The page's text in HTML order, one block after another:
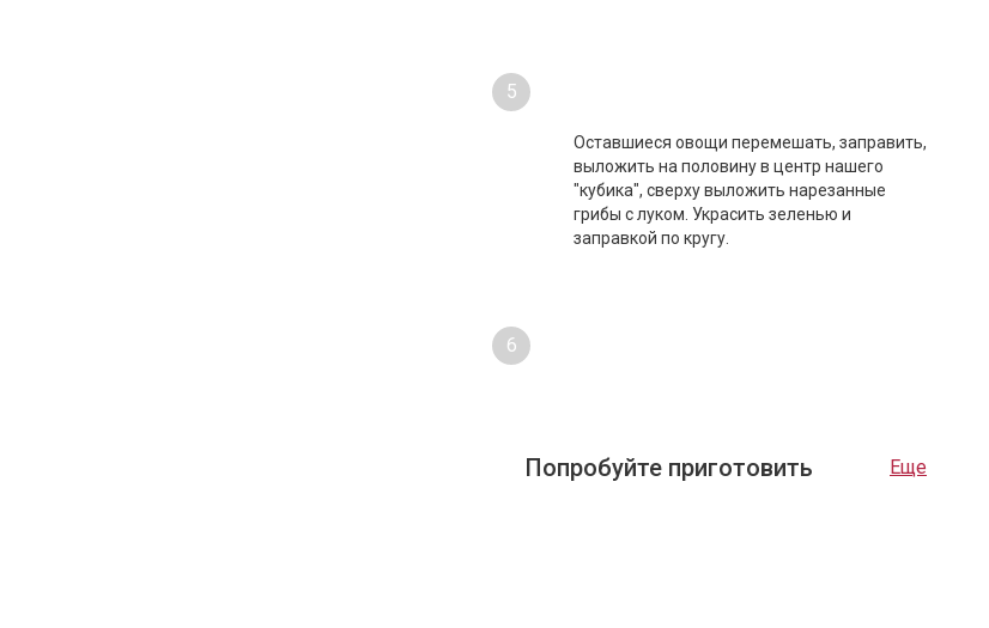
5
6
Оставшиеся овощи перемешать, заправить,
выложить на половину в центр нашего
"кубика", сверху выложить нарезанные
грибы с луком. Украсить зеленью и
заправкой по кругу.
Попробуйте приготовить Еще